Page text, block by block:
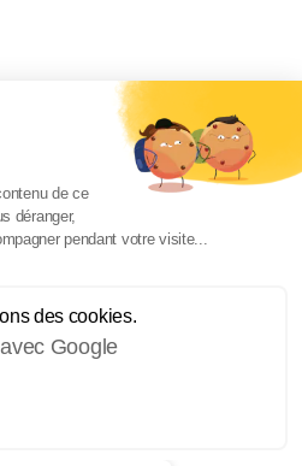
de ce
déranger,
pendant votre visite...
des cookies.
Google